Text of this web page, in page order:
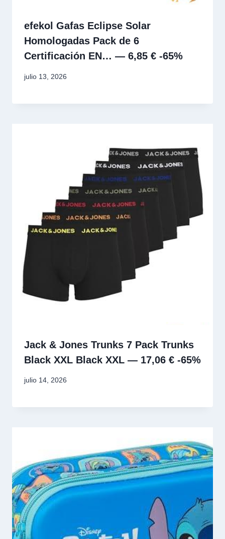
efekol Gafas Eclipse Solar
Homologadas Pack de 6
Certificación EN… — 6,85 € -65%
julio 13, 2026
Jack & Jones Trunks 7 Pack Trunks
Black XXL Black XXL — 17,06 € -65%
julio 14, 2026